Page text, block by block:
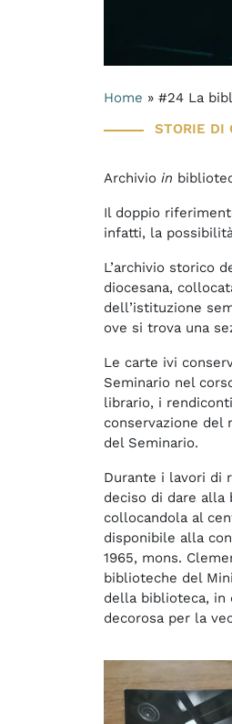
Home » #24 La
STORIE DI
Archivio in
Il doppio
infatti, la
L’archivio storico
diocesana,
dell’istituzione
ove si trova una
Le carte ivi
Seminario nel
librario, i
conservazione del
del Seminario.
Durante i lavori di
deciso di dare alla
collocandola al
disponibile alla
1965, mons.
biblioteche del
della biblioteca, in
decorosa per la